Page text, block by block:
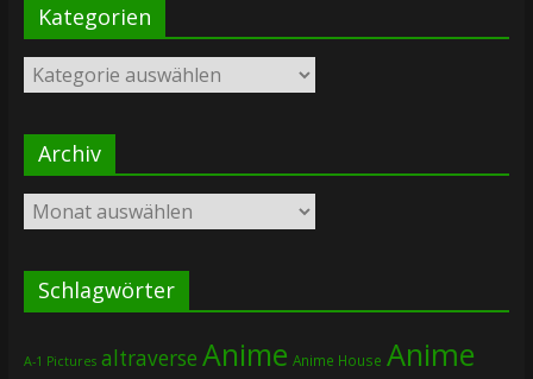
Kategorien
Kategorien
Archiv
Archiv
Schlagwörter
A-1 Pictures altraverse Anime Anime House Anime